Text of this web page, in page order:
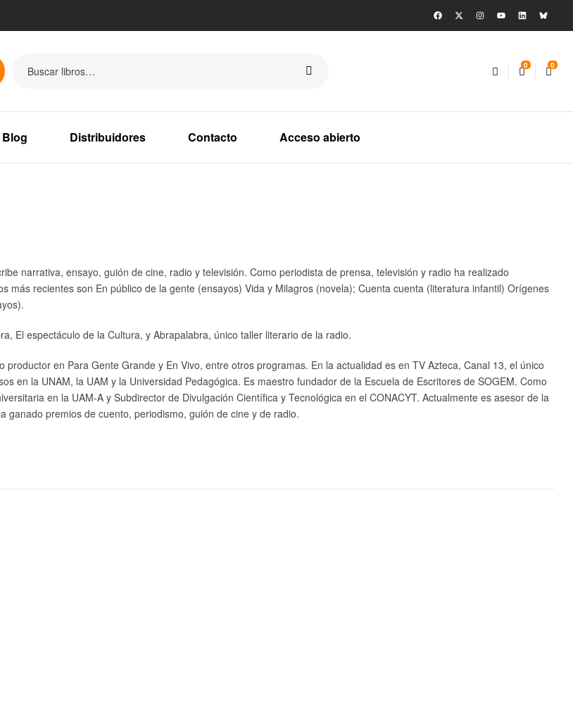
0 0
Blog Distribuidores Contacto Acceso abierto
narrativa, ensayo, guión de cine, radio y televisión. Como periodista de prensa, televisión y radio ha realizado
más recientes son En público de la gente (ensayos) Vida y Milagros (novela); Cuenta cuenta (literatura infantil) Orígenes
El espectáculo de la Cultura, y Abrapalabra, único taller literario de la radio.
en Para Gente Grande y En Vivo, entre otros programas. En la actualidad es en TV Azteca, Canal 13, el único
en la UNAM, la UAM y la Universidad Pedagógica. Es maestro fundador de la Escuela de Escritores de SOGEM. Como
en la UAM-A y Subdirector de Divulgación Científica y Tecnológica en el CONACYT. Actualmente es asesor de la
ganado premios de cuento, periodismo, guión de cine y de radio.